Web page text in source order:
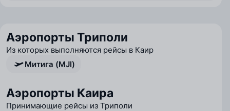
Аэропорты Триполи
Из которых выполняются рейсы в Каир
Митига (MJI)
Аэропорты Каира
Принимающие рейсы из Триполи